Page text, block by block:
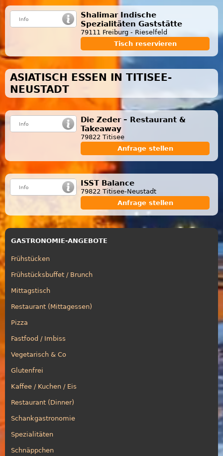
Shalimar Indische
Spezialitäten Gaststätte
79111 Freiburg - Rieselfeld
Tisch reservieren
ASIATISCH ESSEN IN TITISEE-
NEUSTADT
Die Zeder – Restaurant &
Takeaway
79822 Titisee
Anfrage stellen
ISST Balance
79822 Titisee-Neustadt
Anfrage stellen
GASTRONOMIE-ANGEBOTE
Frühstücken
Frühstücksbuffet / Brunch
Mittagstisch
Restaurant (Mittagessen)
Pizza
Fastfood / Imbiss
Vegetarisch & Co
Glutenfrei
Kaffee / Kuchen / Eis
Restaurant (Dinner)
Schankgastronomie
Spezialitäten
Schnäppchen